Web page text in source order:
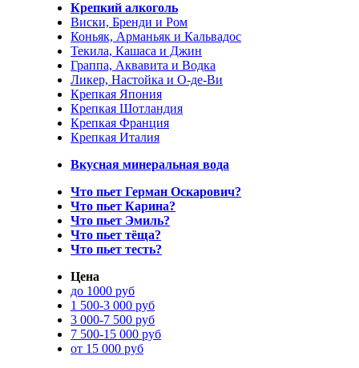
Крепкий алкоголь
Виски, Бренди и Ром
Коньяк, Арманьяк и Кальвадос
Текила, Кашаса и Джин
Граппа, Аквавита и Водка
Ликер, Настойка и О-де-Ви
Крепкая Япония
Крепкая Шотландия
Крепкая Франция
Крепкая Италия
Вкусная минеральная вода
Что пьет Герман Оскарович?
Что пьет Карина?
Что пьет Эмиль?
Что пьет тёща?
Что пьет тесть?
Цена
до 1000 руб
1 500-3 000 руб
3 000-7 500 руб
7 500-15 000 руб
от 15 000 руб